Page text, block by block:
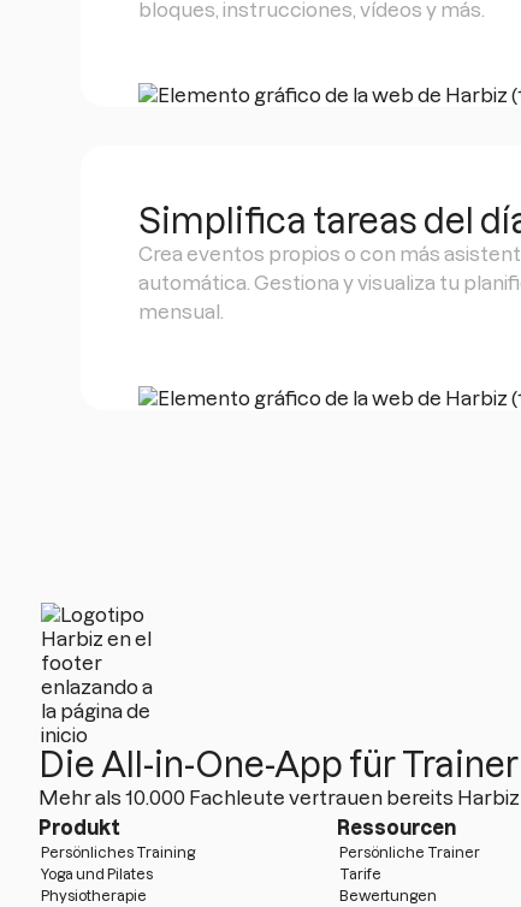
bloques, instrucciones, vídeos y más.
Simplifica tareas del
Crea eventos propios o con más
automática. Gestiona y visualiza tu
mensual.
Die All-in-One-App für
Mehr als 10.000 Fachleute vertrauen bereits Harbiz
Produkt
Persönliches Training
Yoga und Pilates
Physiotherapie
Ressourcen
Persönliche Trainer
Tarife
Bewertungen